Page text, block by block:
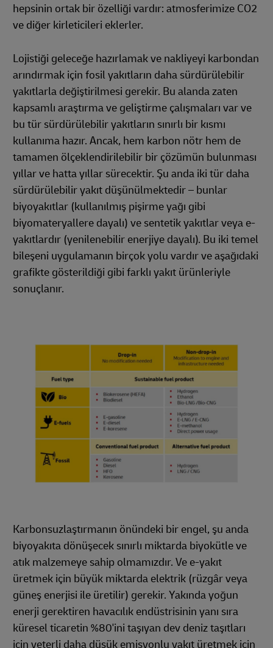
hepsinin ortak bir özelliği vardır: atmosferimize CO2
ve diğer kirleticileri eklerler.
Lojistiği geleceğe hazırlamak ve nakliyeyi karbondan
arındırmak için fosil yakıtların daha sürdürülebilir
yakıtlarla değiştirilmesi gerekir. Bu alanda zaten
kapsamlı araştırma ve geliştirme çalışmaları var ve
bu tür sürdürülebilir yakıtların sınırlı bir kısmı
kullanıma hazır. Ancak, hem karbon nötr hem de
tamamen ölçeklendirilebilir bir çözümün bulunması
yıllar ve hatta yıllar sürecektir. Şu anda iki tür daha
sürdürülebilir yakıt düşünülmektedir – bunlar
biyoyakıtlar (kullanılmış pişirme yağı gibi
biyomateryallere dayalı) ve sentetik yakıtlar veya e-
yakıtlardır (yenilenebilir enerjiye dayalı). Bu iki temel
bileşeni uygulamanın birçok yolu vardır ve aşağıdaki
grafikte gösterildiği gibi farklı yakıt ürünleriyle
sonuçlanır.
Karbonsuzlaştırmanın önündeki bir engel, şu anda
biyoyakıta dönüşecek sınırlı miktarda biyokütle ve
atık malzemeye sahip olmamızdır. Ve e-yakıt
üretmek için büyük miktarda elektrik (rüzgâr veya
güneş enerjisi ile üretilir) gerekir. Yakında yoğun
enerji gerektiren havacılık endüstrisinin yanı sıra
küresel ticaretin %80'ini taşıyan dev deniz taşıtları
için yeterli daha düşük emisyonlu yakıt üretmek için